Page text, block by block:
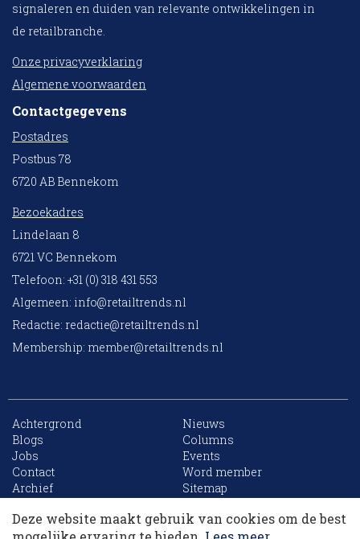
signaleren en duiden van relevante ontwikkelingen in
de retailbranche.
Onze privacyverklaring
Algemene voorwaarden
Contactgegevens
Postadres
Postbus 78
6720 AB Bennekom
Bezoekadres
Lindelaan 8
6721 VC Bennekom
Telefoon: +31 (0) 318 431 553
Algemeen: info@retailtrends.nl
Redactie: redactie@retailtrends.nl
Membership: member@retailtrends.nl
Achtergrond
Nieuws
Blogs
Columns
Jobs
Events
Contact
Word member
Archief
Sitemap
Deze website maakt gebruik van cookies om de best
Korting op events